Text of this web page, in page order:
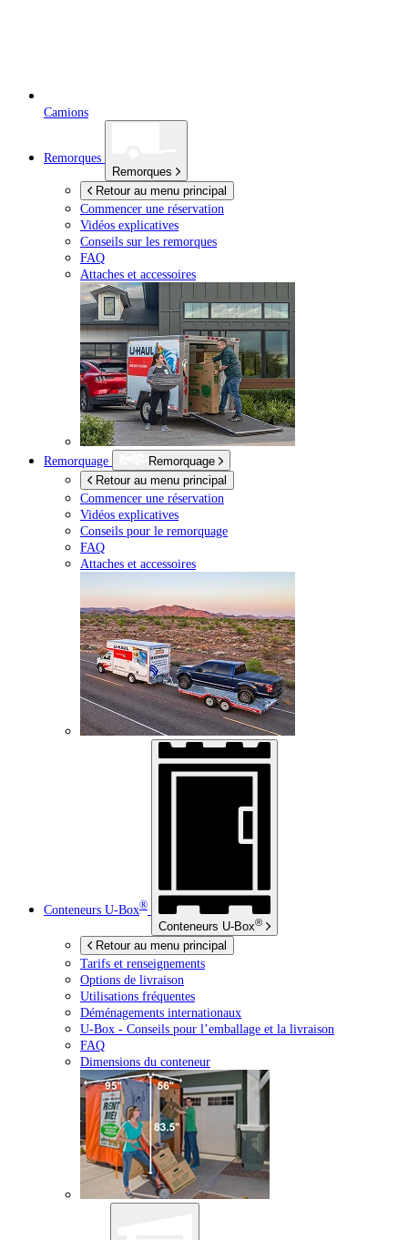
Camions
Remorques
Remorques
Retour au menu principal
Commencer une réservation
Vidéos explicatives
Conseils sur les remorques
FAQ
Attaches et accessoires
Remorquage
Remorquage
Retour au menu principal
Commencer une réservation
Vidéos explicatives
Conseils pour le remorquage
FAQ
Attaches et accessoires
Conteneurs U-Box®
Conteneurs U-Box®
Retour au menu principal
Tarifs et renseignements
Options de livraison
Utilisations fréquentes
Déménagements internationaux
U-Box - Conseils pour l’emballage et la livraison
FAQ
Dimensions du conteneur